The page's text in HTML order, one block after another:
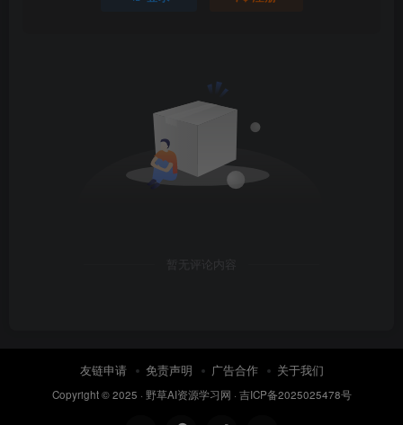
暂无评论内容
友链申请 免责声明 广告合作 关于我们
Copyright © 2025 · 野草AI资源学习网 · 吉ICP备2025025478号